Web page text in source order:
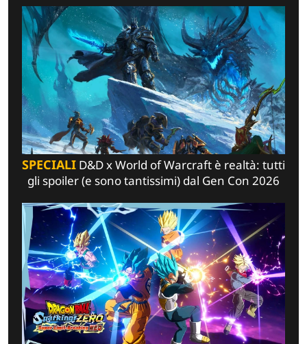
SPECIALI D&D x World of Warcraft è realtà: tutti
gli spoiler (e sono tantissimi) dal Gen Con 2026